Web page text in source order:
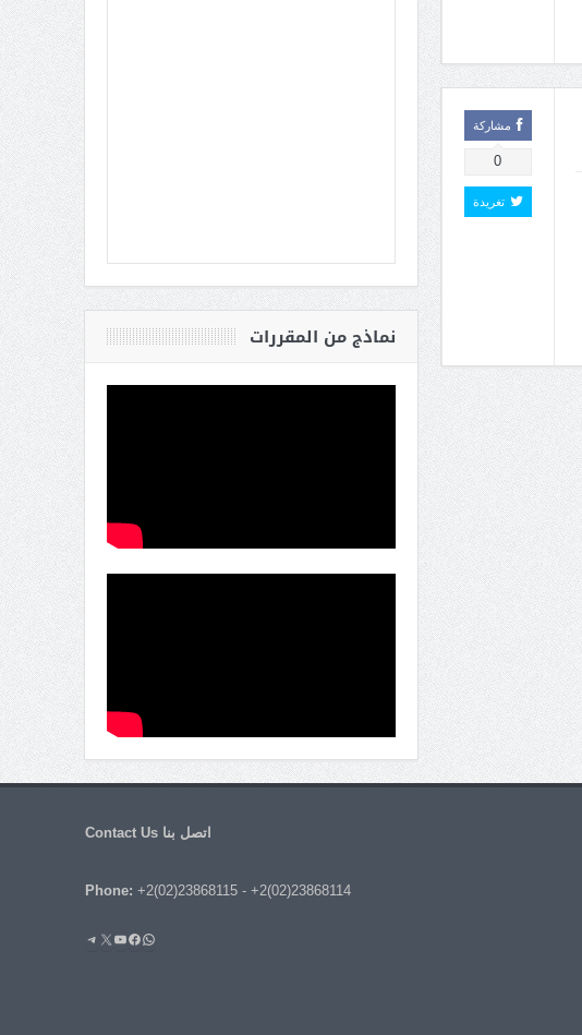
مشاركة
0
تغريدة
نماذج من المقررات
اتصل بنا Contact Us
Phone: +2(02)23868115- +2(02)23868114
واتساب
فيسبوك
يوتيوب
إكستيليجرام